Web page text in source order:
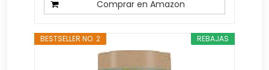
Comprar en Amazon
REBAJAS
BESTSELLER NO. 2